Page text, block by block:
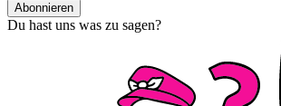
Abonnieren
Du hast uns was zu sagen?